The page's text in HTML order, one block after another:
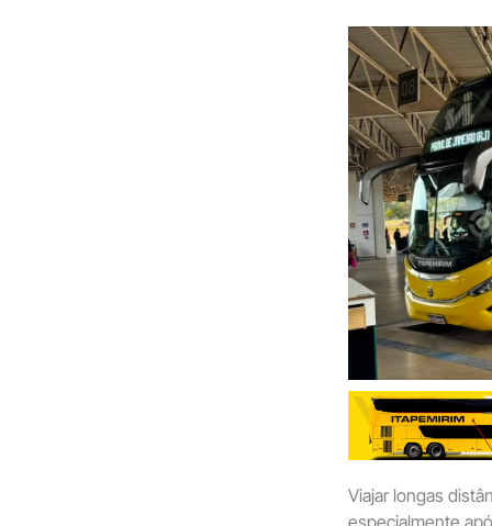
Viajar longas
especialmente